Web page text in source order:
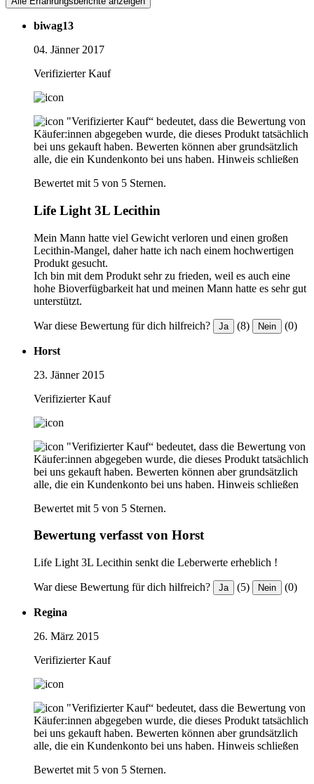
biwag13
04. Jänner 2017
Verifizierter Kauf
"Verifizierter Kauf“ bedeutet, dass die Bewertung von
Käufer:innen abgegeben wurde, die dieses Produkt tatsächlich
bei uns gekauft haben. Bewerten können aber grundsätzlich
alle, die ein Kundenkonto bei uns haben. Hinweis schließen
Bewertet mit 5 von 5 Sternen.
Life Light 3L Lecithin
Mein Mann hatte viel Gewicht verloren und einen großen
Lecithin-Mangel, daher hatte ich nach einem hochwertigen
Produkt gesucht.
Ich bin mit dem Produkt sehr zu frieden, weil es auch eine
hohe Bioverfügbarkeit hat und meinen Mann hatte es sehr gut
unterstützt.
War diese Bewertung für dich hilfreich? Ja (8) Nein (0)
Horst
23. Jänner 2015
Verifizierter Kauf
"Verifizierter Kauf“ bedeutet, dass die Bewertung von
Käufer:innen abgegeben wurde, die dieses Produkt tatsächlich
bei uns gekauft haben. Bewerten können aber grundsätzlich
alle, die ein Kundenkonto bei uns haben. Hinweis schließen
Bewertet mit 5 von 5 Sternen.
Bewertung verfasst von Horst
Life Light 3L Lecithin senkt die Leberwerte erheblich !
War diese Bewertung für dich hilfreich? Ja (5) Nein (0)
Regina
26. März 2015
Verifizierter Kauf
"Verifizierter Kauf“ bedeutet, dass die Bewertung von
Käufer:innen abgegeben wurde, die dieses Produkt tatsächlich
bei uns gekauft haben. Bewerten können aber grundsätzlich
alle, die ein Kundenkonto bei uns haben. Hinweis schließen
Bewertet mit 5 von 5 Sternen.